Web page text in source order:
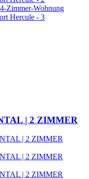
| 2 ZIMMER